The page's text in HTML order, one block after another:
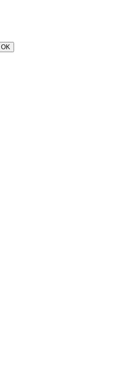
OK